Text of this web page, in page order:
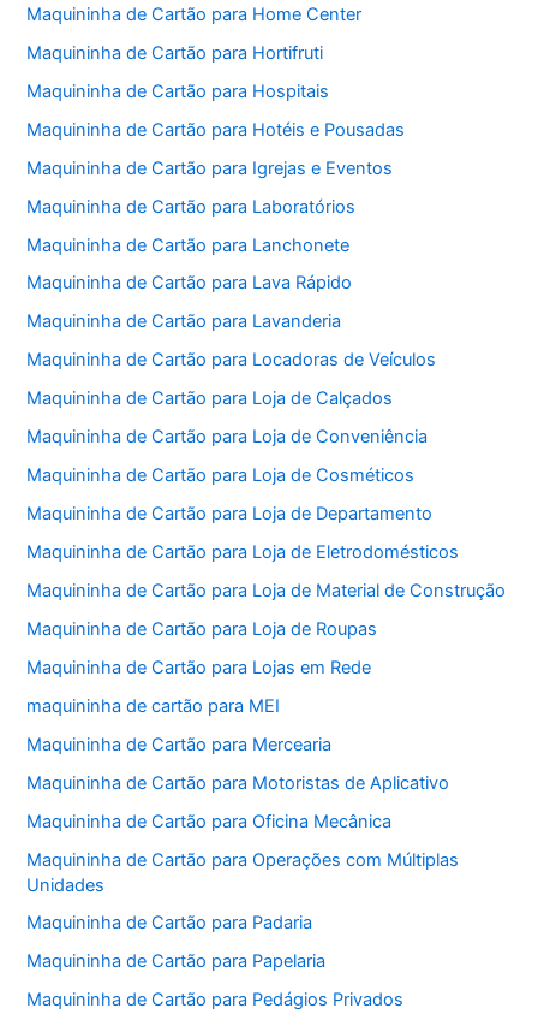
Maquininha de Cartão para Home Center
Maquininha de Cartão para Hortifruti
Maquininha de Cartão para Hospitais
Maquininha de Cartão para Hotéis e Pousadas
Maquininha de Cartão para Igrejas e Eventos
Maquininha de Cartão para Laboratórios
Maquininha de Cartão para Lanchonete
Maquininha de Cartão para Lava Rápido
Maquininha de Cartão para Lavanderia
Maquininha de Cartão para Locadoras de Veículos
Maquininha de Cartão para Loja de Calçados
Maquininha de Cartão para Loja de Conveniência
Maquininha de Cartão para Loja de Cosméticos
Maquininha de Cartão para Loja de Departamento
Maquininha de Cartão para Loja de Eletrodomésticos
Maquininha de Cartão para Loja de Material de Construção
Maquininha de Cartão para Loja de Roupas
Maquininha de Cartão para Lojas em Rede
maquininha de cartão para MEI
Maquininha de Cartão para Mercearia
Maquininha de Cartão para Motoristas de Aplicativo
Maquininha de Cartão para Oficina Mecânica
Maquininha de Cartão para Operações com Múltiplas
Unidades
Maquininha de Cartão para Padaria
Maquininha de Cartão para Papelaria
Maquininha de Cartão para Pedágios Privados